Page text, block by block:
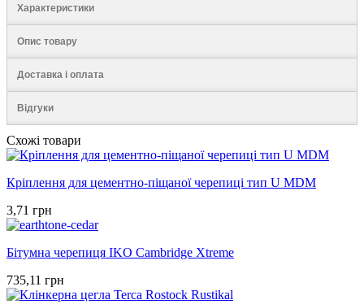
Характеристики
Опис товару
Доставка і оплата
Відгуки
Схожі товари
Кріплення для цементно-піщаної черепиці тип U MDM
3,71 грн
Бітумна черепиця IKO Cambridge Xtreme
735,11 грн